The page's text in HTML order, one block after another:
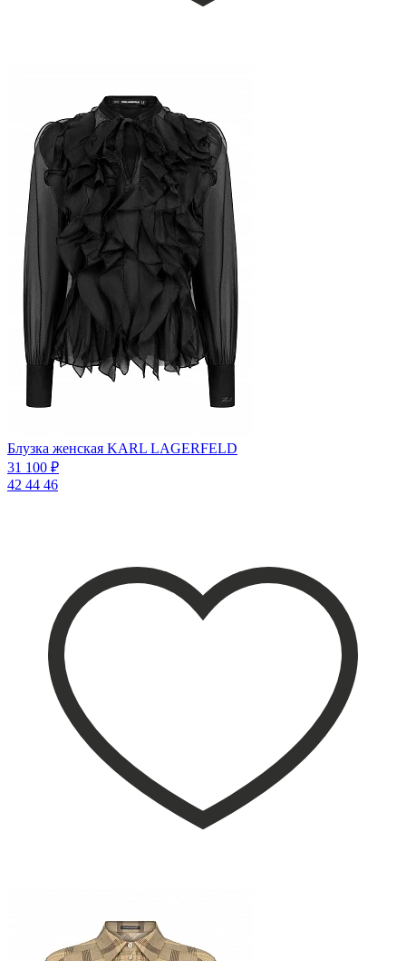
Блузка женская KARL LAGERFELD
31 100 ₽
42 44 46